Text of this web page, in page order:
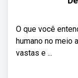
O que você
humano no meio
vastas e ...